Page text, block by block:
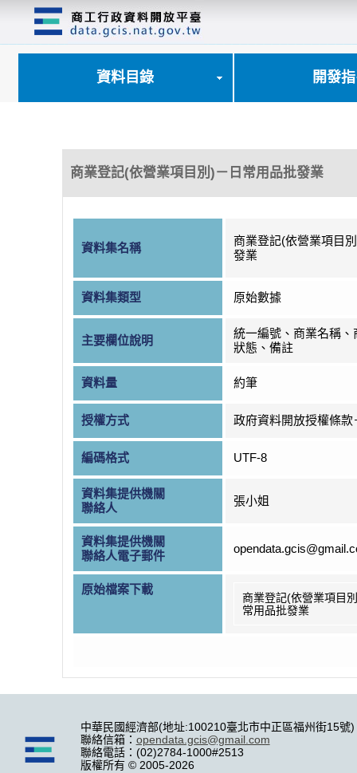
資料目錄 開發
商業登記(依營業項目別)－日常用品批發業
資料集名稱
商業登記(依營業項目
發業
資料集類型 原始數據
主要欄位說明
統一編號、商業名稱、
狀態、備註
資料量 約筆
授權方式 政府資料開放授權條款
編碼格式 UTF-8
資料集提供機關
聯絡人
張小姐
資料集提供機關
聯絡人電子郵件
原始檔案下載
商業登記(依營業項目
常用品批發業
中華民國經濟部(地址:100210臺北市中正區福州街15號)
聯絡信箱： opendata.gcis@gmail.com
聯絡電話：(02)2784-1000#2513
版權所有 © 2005-2026